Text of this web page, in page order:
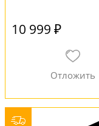
10 999 ₽